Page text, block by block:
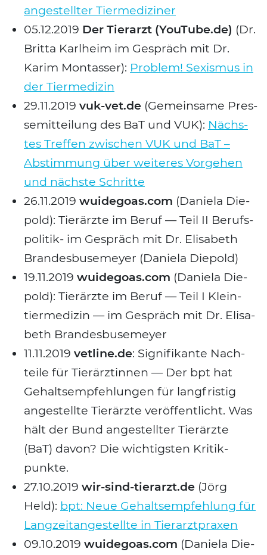
ange­stell­ter Tier­me­di­zi­ner
05.12.2019 Der Tier­arzt (YouTube.de) (Dr.
Brit­ta Karl­heim im Gespräch mit Dr.
Karim Mon­tas­ser): Pro­blem! Sexis­mus in
der Tier­me­di­zin
29.11.2019 vuk-vet.de (Gemein­sa­me Pres­
se­mit­tei­lung des BaT und VUK): Nächs­
tes Tref­fen zwi­schen VUK und BaT –
Abstim­mung über wei­te­res Vor­ge­hen
und nächs­te Schrit­te
26.11.2019 wuidegoas.com (Danie­la Die­
pold): Tier­ärz­te im Beruf — Teil II Berufs­
po­li­tik- im Gespräch mit Dr. Eli­sa­beth
Bran­des­bu­se­mey­er (Danie­la Die­pold)
19.11.2019 wuidegoas.com (Danie­la Die­
pold): Tier­ärz­te im Beruf — Teil I Klein­
tier­me­di­zin — im Gespräch mit Dr. Eli­sa­
beth Bran­des­bu­se­mey­er
11.11.2019 vetline.de: Signi­fi­kan­te Nach­
tei­le für Tier­ärz­tin­nen — Der bpt hat
Gehalts­emp­feh­lun­gen für lang­fris­tig
ange­stell­te Tier­ärz­te ver­öf­fent­licht. Was
hält der Bund ange­stell­ter Tier­ärz­te
(BaT) davon? Die wich­tigs­ten Kri­tik­
punk­te.
27.10.2019 wir-sind-tierarzt.de (Jörg
Held): bpt: Neue Gehalts­emp­feh­lung für
Lang­zeit­an­ge­stell­te in Tier­arzt­pra­xen
09.10.2019 wuidegoas.com (Danie­la Die­